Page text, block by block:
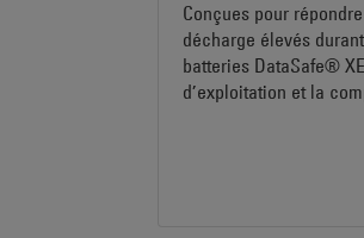
Conçues pour
décharge élevés
batteries DataSafe®
d’exploitation et la